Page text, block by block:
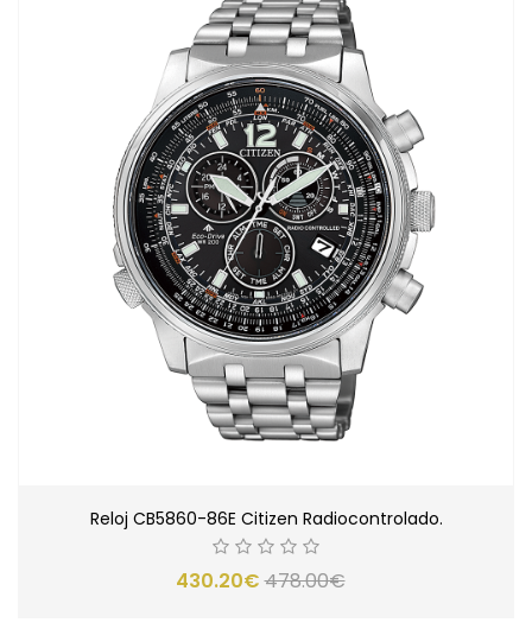
Reloj CB5860-86E Citizen Radiocontrolado.
430.20€478.00€